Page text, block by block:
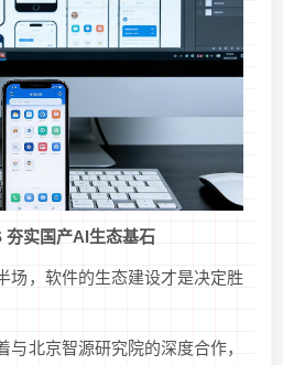
夯实国产AI生态基石
场，软件的生态建设才是决定胜
与北京智源研究院的深度合作，